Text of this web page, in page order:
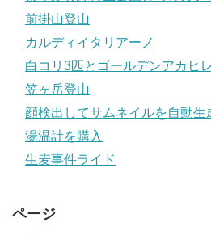
前掛山登山
カルディイタリアーノ
白コリ3匹とゴールデンアカヒ
笠ヶ岳登山
顔検出してサムネイルを自動生
湯温計を購入
生麦事件ライド
ページ